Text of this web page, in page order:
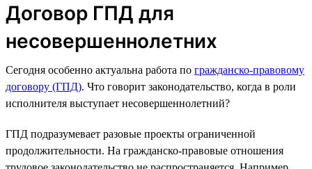
Договор ГПД для
несовершеннолетних
Сегодня особенно актуальна работа по гражданско-правовому
договору (ГПД). Что говорит законодательство, когда в роли
исполнителя выступает несовершеннолетний?
ГПД подразумевает разовые проекты ограниченной
продолжительности. На гражданско-правовые отношения